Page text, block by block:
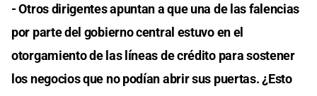
- Otros dirigentes apuntan a que una de las falencias
por parte del gobierno central estuvo en el
otorgamiento de las líneas de crédito para sostener
los negocios que no podían abrir sus puertas. ¿Esto